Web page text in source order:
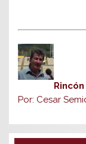
Por: Cesar